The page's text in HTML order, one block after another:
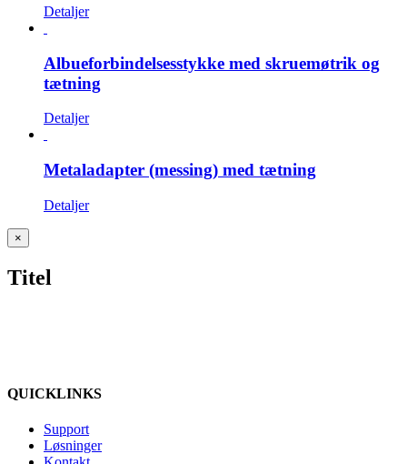
Detaljer
Albueforbindelsesstykke med skruemøtrik og
tætning
Detaljer
Metaladapter (messing) med tætning
Detaljer
Close
product
view
×
Titel
QUICKLINKS
Support
Løsninger